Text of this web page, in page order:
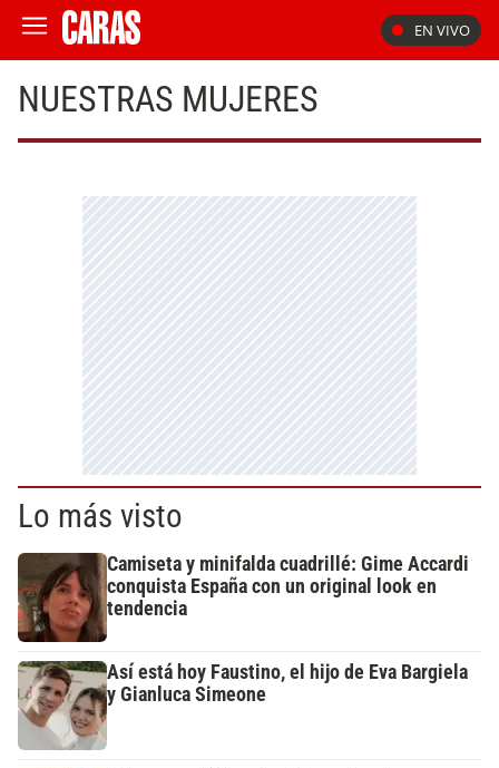
EN VIVO
NUESTRAS MUJERES
Lo más visto
Camiseta y minifalda cuadrillé: Gime Accardi
conquista España con un original look en
tendencia
Así está hoy Faustino, el hijo de Eva Bargiela
y Gianluca Simeone